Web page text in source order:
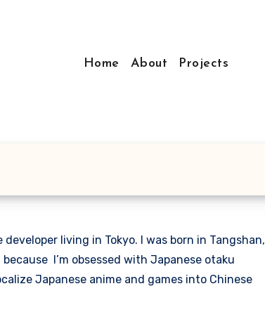
Home About Projects
living in Tokyo. I was born in Tangshan,
I’m obsessed with Japanese otaku
Japanese anime and games into Chinese